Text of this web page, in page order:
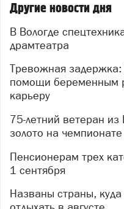
Другие новости дня
В Вологде спецтехника сносит фонтан у
драмтеатра
Тревожная задержка: Госдума заинтересована в
помощи беременным
карьеру
75-летний ветеран из Великого Устюга взял
золото на
Пенсионерам трех категорий повысят выплаты с
1 сентября
Названы страны, куда россияне массово поехали